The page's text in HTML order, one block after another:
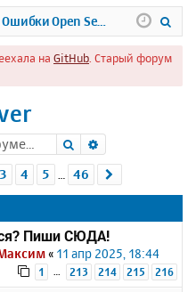
о
д
на GitHub . Старый форум
Поиск
1 из 46
3 4 5 46
Пиши СЮДА!
« 11 апр 2025, 18:44
1 … 213 214 215 216